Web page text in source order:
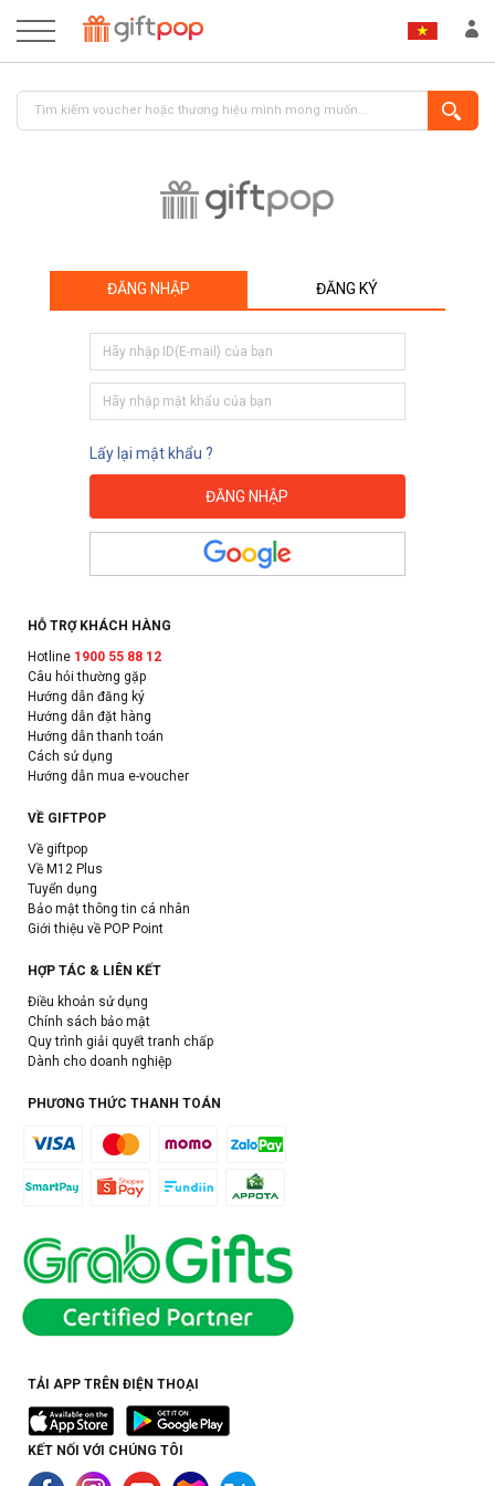
ĐĂNG NHẬP ĐĂNG KÝ
Lấy lại mật khẩu ?
HỖ TRỢ KHÁCH HÀNG
Hotline 1900 55 88 12
Câu hỏi thường gặp
Hướng dẫn đăng ký
Hướng dẫn đặt hàng
Hướng dẫn thanh toán
Cách sử dụng
Hướng dẫn mua e-voucher
VỀ GIFTPOP
Về giftpop
Về M12 Plus
Tuyển dụng
Bảo mật thông tin cá nhân
Giới thiệu về POP Point
HỢP TÁC & LIÊN KẾT
Điều khoản sử dụng
Chính sách bảo mật
Quy trình giải quyết tranh chấp
Dành cho doanh nghiệp
PHƯƠNG THỨC THANH TOÁN
TẢI APP TRÊN ĐIỆN THOẠI
KẾT NỐI VỚI CHÚNG TÔI